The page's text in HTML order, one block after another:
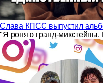
Слава КПСС выпустил
"Я роняю гранд-